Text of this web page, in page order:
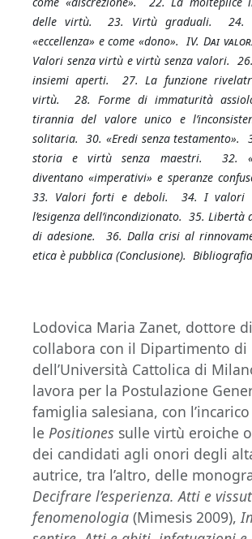
delle virtù. 23. Virtù graduali. 24.
«eccellenza» e come «dono». IV.Dai
Valori senza virtù e virtù senza valori.
insiemi aperti. 27. La funzione
virtù. 28. Forme di immaturità
tirannia del valore unico e
solitaria. 30. «Eredi senza testamento».
storia e virtù senza maestri. 32.
diventano «imperativi» e speranze
33. Valori forti e deboli. 34. I valori
l’esigenza dell’incondizionato. 35.
di adesione. 36. Dalla crisi al
etica è pubblica (Conclusione).
Lodovica Maria Zanet, dottore
collabora con il Dipartimento di
dell’Università Cattolica di
lavora per la Postulazione
famiglia salesiana, con
le Positiones sulle virtù eroiche
dei candidati agli onori degli
autrice, tra l’altro, delle
Decifrare l’esperienza. Atti e
fenomenologia (Mimesis 2009),